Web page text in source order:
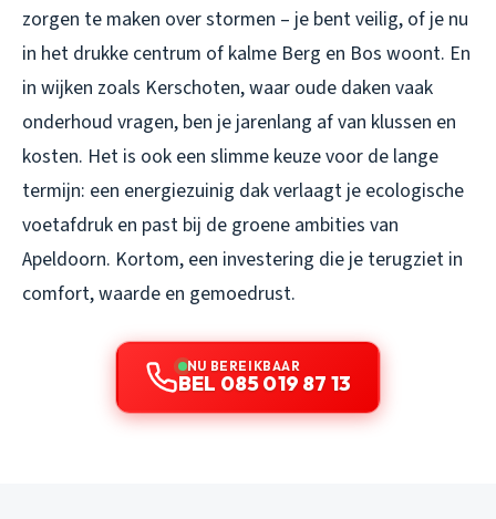
zorgen te maken over stormen – je bent veilig, of je nu
in het drukke centrum of kalme Berg en Bos woont. En
in wijken zoals Kerschoten, waar oude daken vaak
onderhoud vragen, ben je jarenlang af van klussen en
kosten. Het is ook een slimme keuze voor de lange
termijn: een energiezuinig dak verlaagt je ecologische
voetafdruk en past bij de groene ambities van
Apeldoorn. Kortom, een investering die je terugziet in
comfort, waarde en gemoedrust.
NU BEREIKBAAR
BEL 085 019 87 13